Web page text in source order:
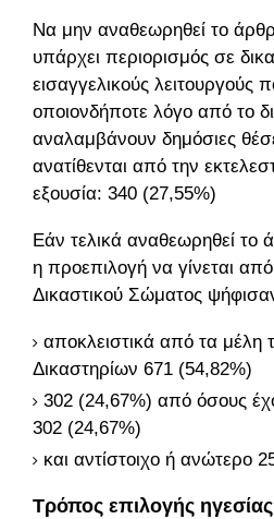
Να μην αναθεωρηθεί το
υπάρχει περιορισμός σε
εισαγγελικούς
οποιονδήποτε λόγο από το
αναλαμβάνουν δημόσιες
ανατίθενται από την
εξουσία: 340 (27,55%)
Εάν τελικά αναθεωρηθεί το
η προεπιλογή να γίνεται
Δικαστικού Σώματος
αποκλειστικά από τα
Δικαστηρίων 671 (54,82%)
302 (24,67%) από όσους
302 (24,67%)
και αντίστοιχο ή ανώτερο
Τρόπος επιλογής